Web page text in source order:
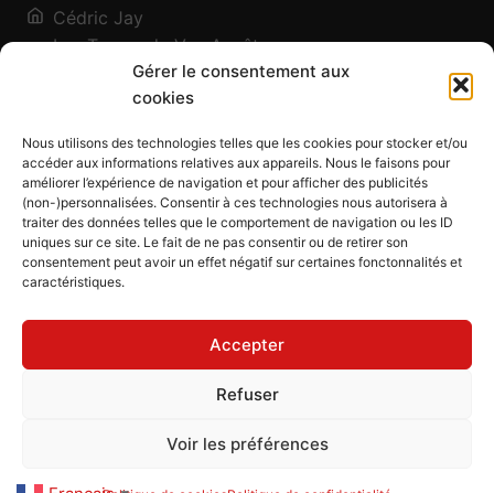
Gérer le consentement aux
cookies
Nous utilisons des technologies telles que les cookies pour stocker et/ou
accéder aux informations relatives aux appareils. Nous le faisons pour
améliorer l’expérience de navigation et pour afficher des publicités
(non-)personnalisées. Consentir à ces technologies nous autorisera à
traiter des données telles que le comportement de navigation ou les ID
uniques sur ce site. Le fait de ne pas consentir ou de retirer son
consentement peut avoir un effet négatif sur certaines fonctonnalités et
caractéristiques.
Accepter
Refuser
Voir les préférences
Cédric Jay
Les Traces de Vos Ancêtres
120, chemin des Salines
73200 Albertville - Savoie
Blog
Outils généalogiques
Contact
Plan du site
Mentions légales
Politique de confidentialité
Politique de cookies (UE)